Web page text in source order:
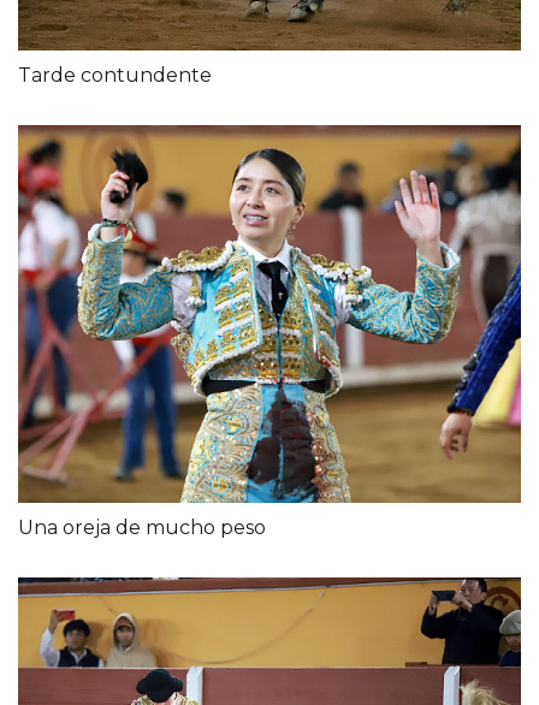
Tarde contundente
Una oreja de mucho peso